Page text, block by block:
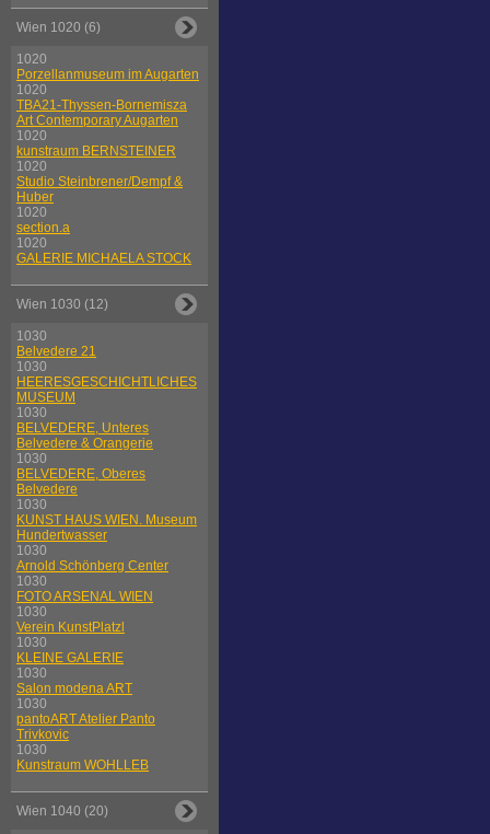
Wien 1020 (6)
1020
Porzellanmuseum im Augarten
1020
TBA21-Thyssen-Bornemisza
Art Contemporary Augarten
1020
kunstraum BERNSTEINER
1020
Studio Steinbrener/Dempf &
Huber
1020
section.a
1020
GALERIE MICHAELA STOCK
Wien 1030 (12)
1030
Belvedere 21
1030
HEERESGESCHICHTLICHES
MUSEUM
1030
BELVEDERE, Unteres
Belvedere & Orangerie
1030
BELVEDERE, Oberes
Belvedere
1030
KUNST HAUS WIEN. Museum
Hundertwasser
1030
Arnold Schönberg Center
1030
FOTO ARSENAL WIEN
1030
Verein KunstPlatzl
1030
KLEINE GALERIE
1030
Salon modena ART
1030
pantoART Atelier Panto
Trivkovic
1030
Kunstraum WOHLLEB
Wien 1040 (20)